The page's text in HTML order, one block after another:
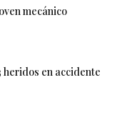
mecánico
heridos en accidente